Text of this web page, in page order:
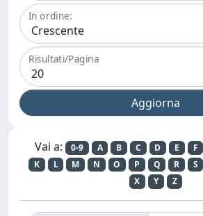
In ordine:
Risultati/Pagina
Vai a: 0-9 A B C D E F
K
L M N O P Q R S
X
Y Z